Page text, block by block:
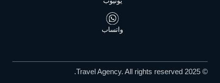
واتساب
© 2025 Travel Agency. All rights reserved.